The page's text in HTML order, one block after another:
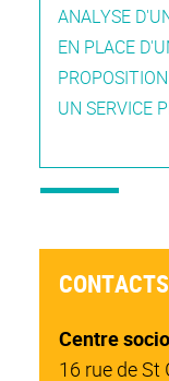
ANALYSE
EN PLACE
UN SERVICE
CONTACTS
Centre
16 rue de St